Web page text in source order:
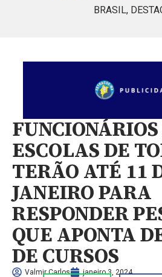
BRASIL,
ESCOLAS DE
TERÃO ATÉ 11
JANEIRO PARA
RESPONDER
QUE APONTA
DE CURSOS
Valmir Carlos janeiro 3, 2024